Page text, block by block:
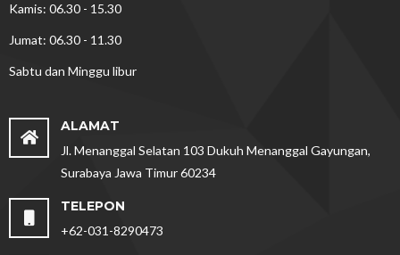
Kamis: 06.30 - 15.30
Jumat: 06.30 - 11.30
Sabtu dan Minggu libur
ALAMAT
Jl. Menanggal Selatan 103 Dukuh Menanggal Gayungan,
Surabaya Jawa Timur 60234
TELEPON
+62-031-8290473